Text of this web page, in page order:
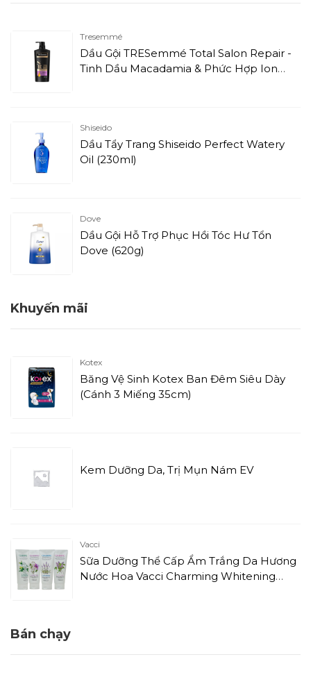
Tresemmé
Dầu Gội TRESemmé Total Salon Repair -
Tinh Dầu Macadamia & Phức Hợp Ion
Shiseido
Dầu Tẩy Trang Shiseido Perfect Watery
Oil (230ml)
Dove
Dầu Gội Hỗ Trợ Phục Hồi Tóc Hư Tổn
Dove (620g)
Khuyến mãi
Kotex
Băng Vệ Sinh Kotex Ban Đêm Siêu Dày
(Cánh 3 Miếng 35cm)
Kem Dưỡng Da, Trị Mụn Nám EV
Vacci
Sữa Dưỡng Thể Cấp Ẩm Trắng Da Hương
Nước Hoa Vacci Charming Whitening
Bán chạy